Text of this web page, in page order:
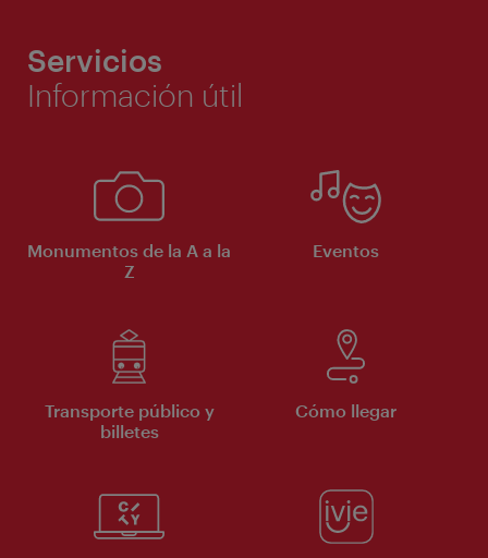
Servicios
Información útil
Monumentos de la A a la
Z
Eventos
Transporte público y
billetes
Cómo llegar